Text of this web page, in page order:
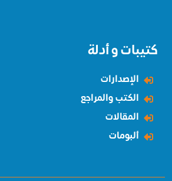
كتيبات و أدلة
الإصدارات
الكتب والمراجع
المقالات
ألبومات